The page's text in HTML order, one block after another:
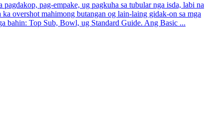
pag-empake, ug pagkuha sa tubular nga isda, labi na
overshot mahimong butangan og lain-laing gidak-on sa mga
bahin: Top Sub, Bowl, ug Standard Guide. Ang Basic ...